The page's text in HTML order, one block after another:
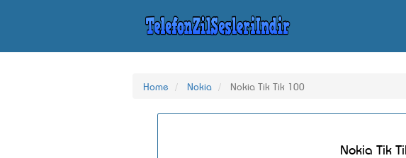
Home Nokia Nokia Tik Tik 100
Nokia Tik